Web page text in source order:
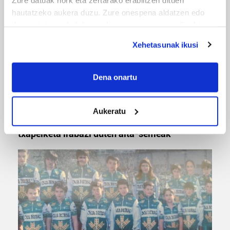
hautatzeko aukera duzu. Zure onespena aldatzen edo
If you allow, we would also like to:
Collect information about your geographical
meters
Identify your device by actively scanning it for
specific characteristics (fingerprinting)
Find out more about how your personal data is processed
and set your preferences in thedetails section.
Guk eta gure bazkideek zure datu pertsonalak
prozesatzen ditugu, zure IP zenbakia, besteak beste,
teknologia erabiliz, cookieak adibidez, iragarki eta eduki
pertsonalizatuak eskaintzeko, iragarkiak eta edukia
neurtzeko, jendeari buruzko informazioa biltzeko eta
Xehetasunak ikusi
Dena onartu
Aukeratu
Euxebio eta Ekaitz Zabala: Zumarragako mus
txapelketa irabazi duten aita-semeak